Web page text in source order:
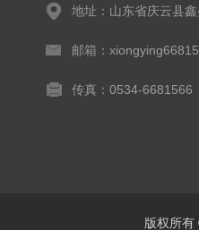
地址：山东省庆云县
邮箱：
传真：0534-6681566
版权所